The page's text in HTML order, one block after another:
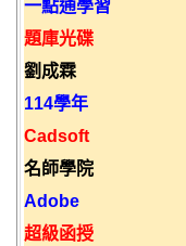
一點通學習
題庫光碟
劉成霖
114學年
Cadsoft
名師學院
Adobe
超級函授